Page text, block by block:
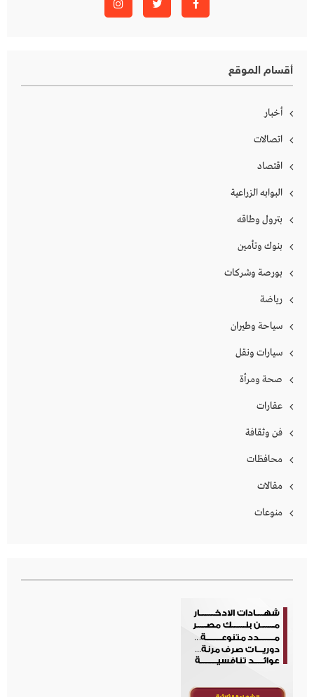
أقسام الموقع
أخبار
اتصالات
اقتصاد
البوابه الزراعية
بترول وطاقه
بنوك وتأمين
بورصة وشركات
رياضة
سياحة وطيران
سيارات ونقل
صحة ومرأة
عقارات
فن وثقافة
محافظات
مقالات
منوعات